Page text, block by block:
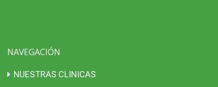
NAVEGACIÓN
NUESTRAS CLINICAS